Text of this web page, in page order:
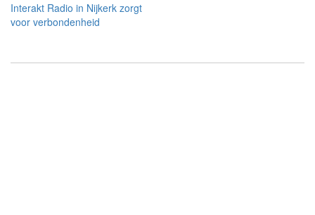
Interakt Radio in Nijkerk zorgt
voor verbondenheid